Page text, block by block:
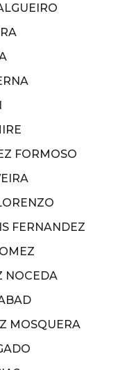
FORMOSO
FERNANDEZ
NOCEDA
MOSQUERA